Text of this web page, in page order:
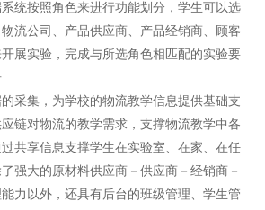
统按照角色来进行功能划分，学生可以选
流公司、产品供应商、产品经销商、顾客
展实验，完成与所选角色相匹配的实验要
采集，为学校的物流教学信息提供基础支
链对物流的教学需求，支撑物流教学中各
共享信息支撑学生在实验室、在家、在任
强大的原材料供应商－供应商－经销商－
力以外，还具有后台的班级管理、学生管